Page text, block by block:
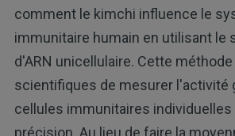
comment le kimchi influence le
immunitaire humain en utilisant le
d'ARN unicellulaire. Cette
scientifiques de mesurer l'activité
cellules immunitaires individuelles
précision. Au lieu de faire la